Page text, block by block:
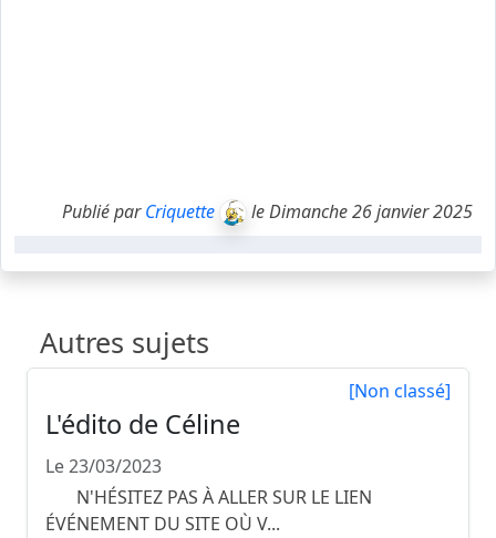
Publié parCriquette le Dimanche 26 janvier 2025
Autres sujets
[Non classé]
L'édito de Céline
Le 23/03/2023
N'HÉSITEZ PAS À ALLER SUR LE LIEN
ÉVÉNEMENT DU SITE OÙ V...